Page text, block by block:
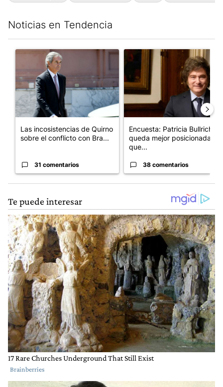
Noticias en Tendencia
Un artículo de tendencia con el título "Las incosistencias de
Las incosistencias de Quirno
sobre el conflicto con Bra...
31 comentarios
Un artículo de tendencia con
Encuesta: Patricia Bullrich
queda mejor posicionada
que...
38 comentarios